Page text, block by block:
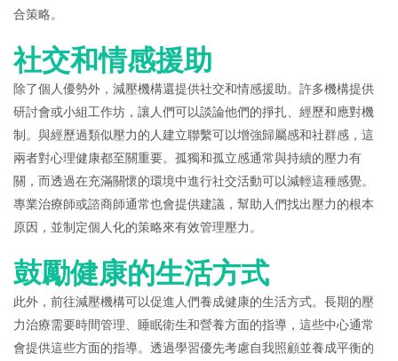
合策略。
社交和情感援助
除了個人優勢外，減壓機構還提供社交和情感援助。許多機構提供
研討會或小組工作坊，讓人們可以談論他們的掙扎、經歷和應對機
制。與經歷過類似壓力的人建立聯繫可以增強歸屬感和社群感，這
兩者對心理健康都至關重要。孤獨和孤立感通常與持續的壓力有
關，而透過在充滿關懷的環境中進行社交活動可以減輕這種感覺。
專業治療師或諮商師通常也會提供建議，幫助人們找出壓力的根本
原因，並制定個人化的策略來有效管理壓力。
鼓勵健康的生活方式
此外，前往減壓機構可以促進人們養成健康的生活方式。長期的壓
力治療需要時間管理、睡眠衛生和營養方面的指導，這些中心通常
會提供這些方面的指導。透過學習優先考慮自我照顧並養成平衡的